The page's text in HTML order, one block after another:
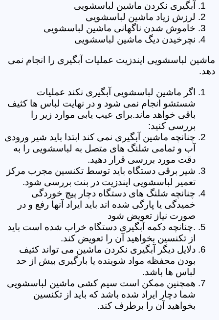
آبگیری نکردن ماشین لباسشویی
لرزش زیاد ماشین لباسشویی
خاموش شدن ناگهانی ماشین لباسشویی
نچرخیدن دیگ ماشین لباسشویی
ماشین لباسشویی ایندزیت عملیات آبگیری را انجام نمی
دهد.
اگر ماشین لباسشویی آبگیری نکند عملیات
شستشو انجام نمی شود و در نهایت لباس ها کثیف
باقی خواهد ماند.برای عیب یابی موارد زیر را
بررسی کنید:
چنانچه ماشین آبگیری نمی کند ابتدا باید شیر ورودی
آب و تمامی شلنگ های متصل به لباسشویی را به
دقت مورد بررسی قرار دهید.
شیر برقی دستگاه باید توسط تکنسین مجرب مرکز
تعمیر لباسشویی ایندزیت در بنت بررسی شود.
چنانچه شلنگ های دستگاه دچار پیچ خوردگی
خمیدگی یا پارگی شده اند باید ایراد آنها رفع و در
صورت نیاز تعویض شود
.چنانچه دکمه آبگیری دستگاه خراب شده است باید
از تکنسین بخواهید آن را تعویض کند.
دلایل دیگر آبگیری نکردن ماشین می تواند کثیف
بودن محفظه مواد شوینده یا بارگیری بیش از حد
لباس ها باشد.
همچنین ممکن است سیم کشی ماشین لباسشویی
شما دچار ایراد شده باشد که باید از تکنسین
بخواهید آن را برطرف کند.